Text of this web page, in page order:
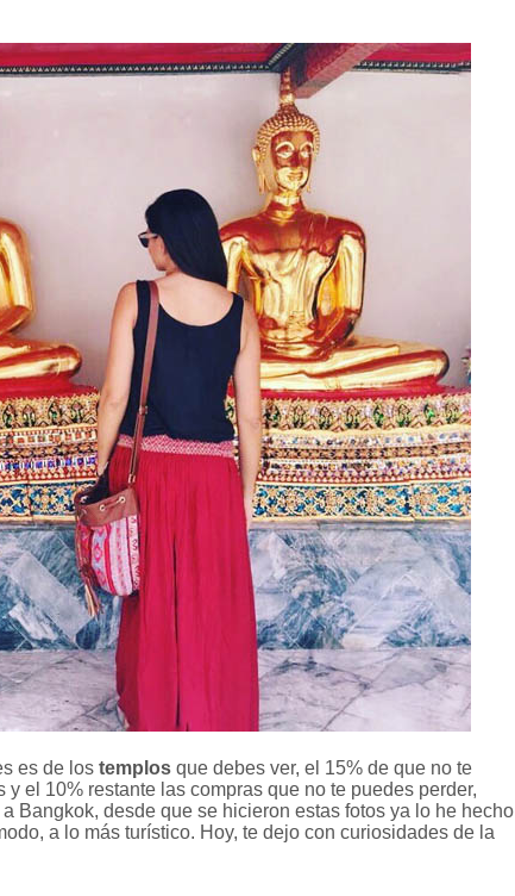
es de los templos que debes ver, el 15% de que no te
y el 10% restante las compras que no te puedes perder,
Bangkok, desde que se hicieron estas fotos ya lo he hecho
a lo más turístico. Hoy, te dejo con curiosidades de la